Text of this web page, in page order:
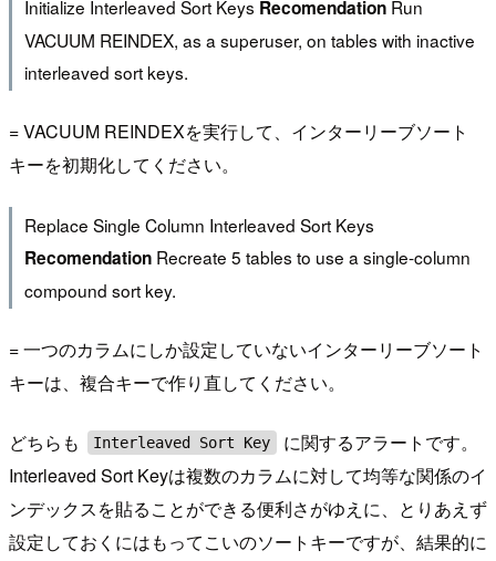
Initialize Interleaved Sort Keys RecomendationRun
VACUUM REINDEX, as a superuser, on tables with inactive
interleaved sort keys.
= VACUUM REINDEXを実行して、インターリーブソート
キーを初期化してください。
Replace Single Column Interleaved Sort Keys
RecomendationRecreate 5 tables to use a single-column
compound sort key.
= 一つのカラムにしか設定していないインターリーブソート
キーは、複合キーで作り直してください。
どちらも Interleaved Sort Key
に関するアラートです。
Interleaved Sort Keyは複数のカラムに対して均等な関係のイ
ンデックスを貼ることができる便利さがゆえに、とりあえず
設定しておくにはもってこいのソートキーですが、結果的に